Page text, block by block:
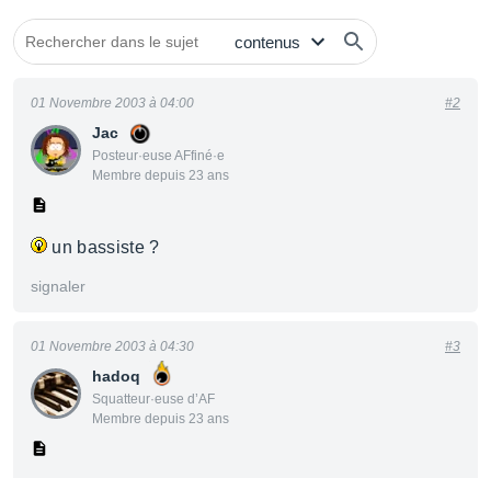
Jac
Posteur·euse AFfiné·e
Membre depuis 23 ans
01 Novembre 2003 à 04:00 #2
un bassiste ?
signaler
hadoq
Squatteur·euse d’AF
Membre depuis 23 ans
01 Novembre 2003 à 04:30 #3